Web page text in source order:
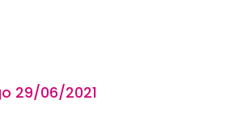
29/06/2021